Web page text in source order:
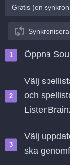
Gratis (en
Synkronisera
Öppna
Välj
och
Välj
ska